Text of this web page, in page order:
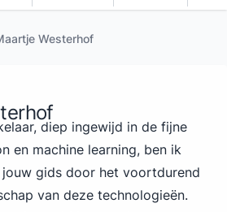
Westerhof
diep ingewijd in de fijne
en machine learning, ben ik
jouw gids door het voortdurend
van deze technologieën.